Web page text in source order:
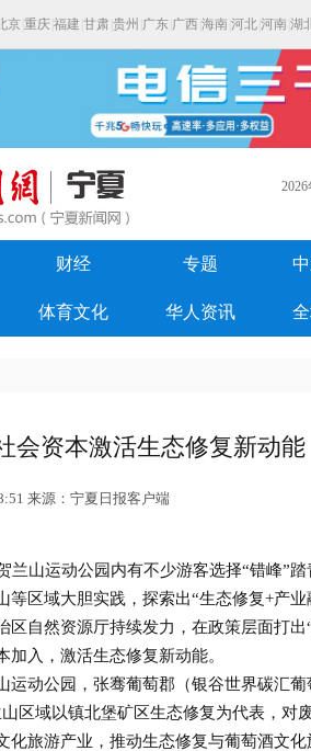
京 重庆 福建 甘肃 贵州 广东 广西 海南 河北 河南 湖
2026
财经 专题
体育文化 华人资讯
会资本激活生态修复新动能
来源：宁夏日报客户端
山运动公园内有不少游客选择“错峰”踏
等区域大胆实践，探索出“生态修复+产
区自然资源厅持续发力，在政策层面打
加入，激活生态修复新动能。
动公园，张骞葡萄郡（银谷世界碳汇葡
区域以镇北堡矿区生态修复为代表，对
化旅游产业，推动生态修复与葡萄酒文